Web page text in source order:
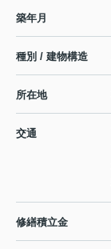
築年月
種別 / 建物構造
所在地
交通
修繕積立金